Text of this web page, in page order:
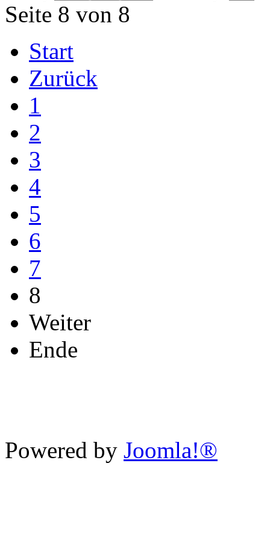
Seite 8 von 8
Start
Zurück
1
2
3
4
5
6
7
8
Weiter
Ende
Powered by Joomla!®